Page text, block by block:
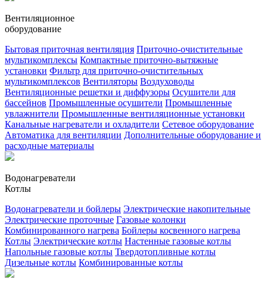
Вентиляционное
оборудование
Бытовая приточная вентиляция Приточно-очистительные
мультикомплексы Компактные приточно-вытяжные
установки Фильтр для приточно-очистительных
мультикомплексов Вентиляторы Воздуховоды
Вентиляционные решетки и диффузоры Осушители для
бассейнов Промышленные осушители Промышленные
увлажнители Промышленные вентиляционные установки
Канальные нагреватели и охладители Сетевое оборудование
Автоматика для вентиляции Дополнительные оборудование и
расходные материалы
Водонагреватели
Котлы
Водонагреватели и бойлеры Электрические накопительные
Электрические проточные Газовые колонки
Комбинированного нагрева Бойлеры косвенного нагрева
Котлы Электрические котлы Настенные газовые котлы
Напольные газовые котлы Твердотопливные котлы
Дизельные котлы Комбинированные котлы